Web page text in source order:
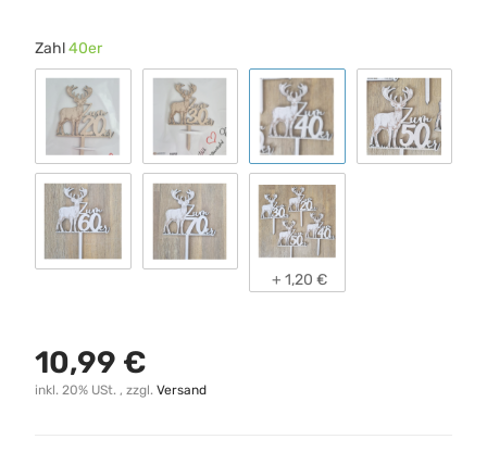
Zahl40er
20er 30er 40er
andere Zahl
+ 1,20 €
10,99 €
inkl. 20% USt. , zzgl. Versand